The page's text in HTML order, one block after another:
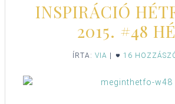
INSPIRÁCIÓ
2015. #48
ÍRTA: VIA 16